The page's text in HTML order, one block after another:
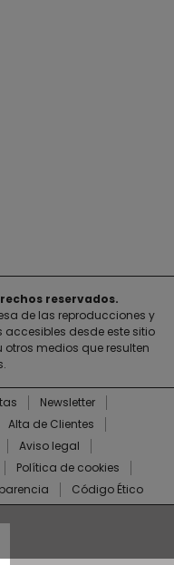
reservados.
de las reproducciones y
desde este sitio
medios que resulten
Newsletter
Alta de Clientes
Aviso legal
Política de cookies
Código Ético